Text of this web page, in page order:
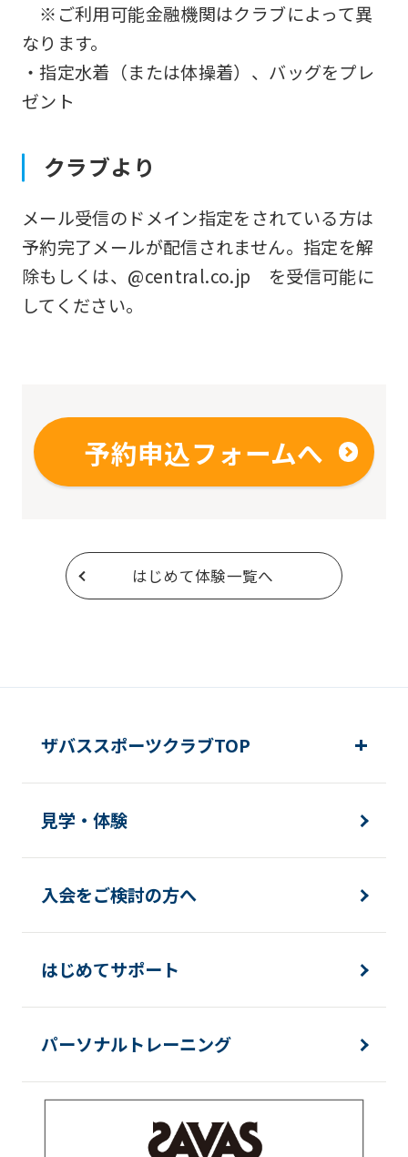
※ご利用可能金融機関はクラブによって異
なります。
・指定水着（または体操着）、バッグをプレ
ゼント
クラブより
メール受信のドメイン指定をされている方は
予約完了メールが配信されません。指定を解
除もしくは、@central.co.jp を受信可能に
してください。
予約申込フォームへ
はじめて体験一覧へ
ザバススポーツクラブTOP
見学・体験
入会をご検討の方へ
はじめてサポート
パーソナルトレーニング